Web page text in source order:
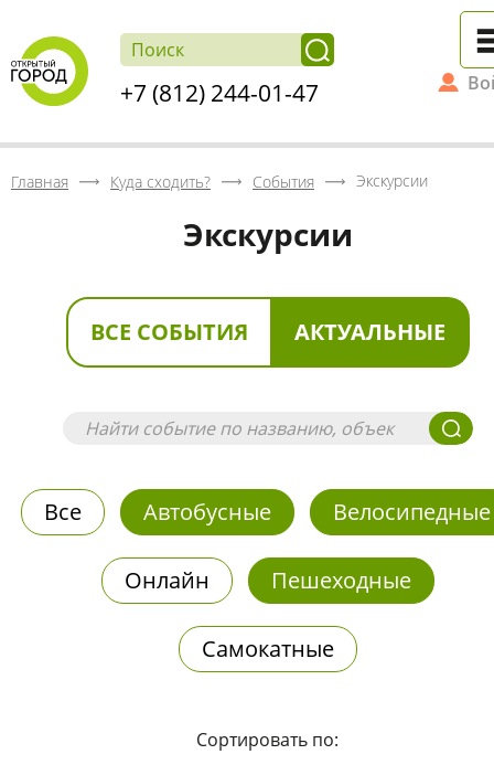
+7 (812) 244-01-47
Главная Куда сходить? События Экскурсии
Экскурсии
ВСЕ СОБЫТИЯ АКТУАЛЬНЫЕ
Все Автобусные Велосипедные
Онлайн Пешеходные
Самокатные
Сортировать по: